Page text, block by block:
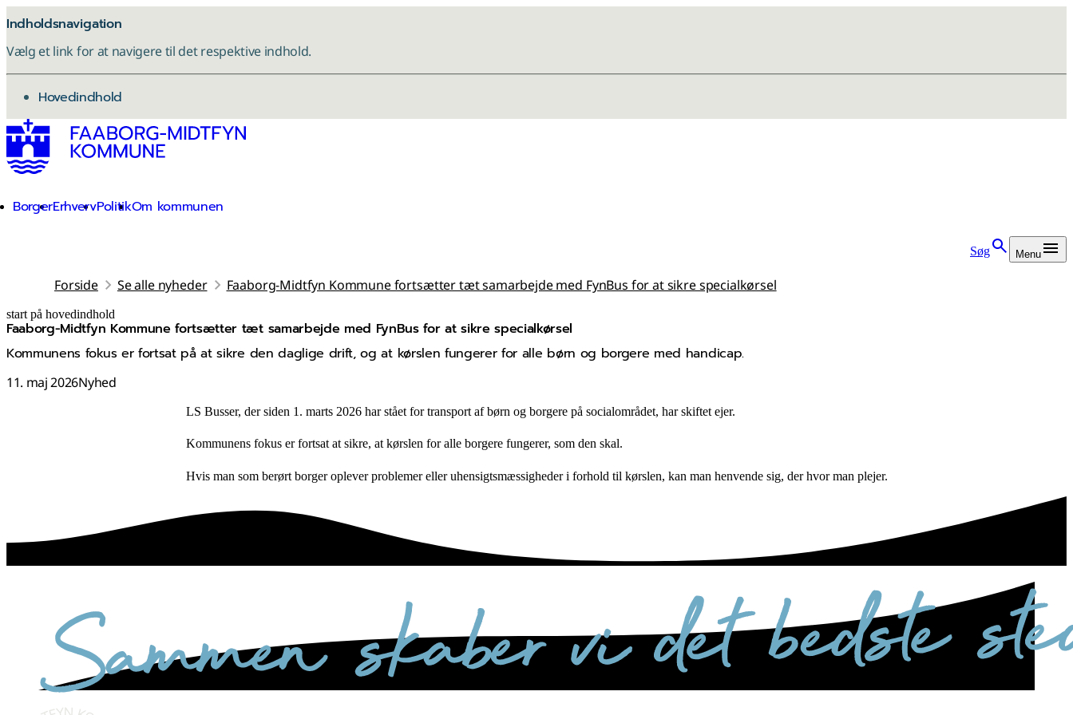
Indholdsnavigation
Vælg et link for at navigere til det respektive indhold.
gå til
Hovedindhold
BorgerErhvervPolitikOm kommunen
Søg Menu
Forside Se alle nyheder Faaborg-Midtfyn Kommune fortsætter tæt samarbejde med FynBus for at sikre specialkørsel
start på hovedindhold
Faaborg-Midtfyn Kommune fortsætter tæt samarbejde med FynBus for at sikre specialkørsel
Kommunens fokus er fortsat på at sikre den daglige drift, og at kørslen fungerer for alle børn og borgere med handicap.
11. maj 2026Nyhed
senest opdateret 18. maj 2026
LS Busser, der siden 1. marts 2026 har stået for transport af børn og borgere på socialområdet, har skiftet ejer.
Kommunens fokus er fortsat at sikre, at kørslen for alle borgere fungerer, som den skal.
Hvis man som berørt borger oplever problemer eller uhensigtsmæssigheder i forhold til kørslen, kan man henvende sig, der hvor man plejer.